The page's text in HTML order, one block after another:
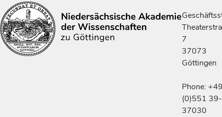
7
37073
Göttingen
Phone:
(0)551 39-
37030